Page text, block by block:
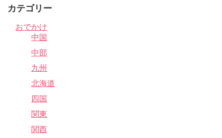
カテゴリー
おでかけ
中国
中部
九州
北海道
四国
関東
関西